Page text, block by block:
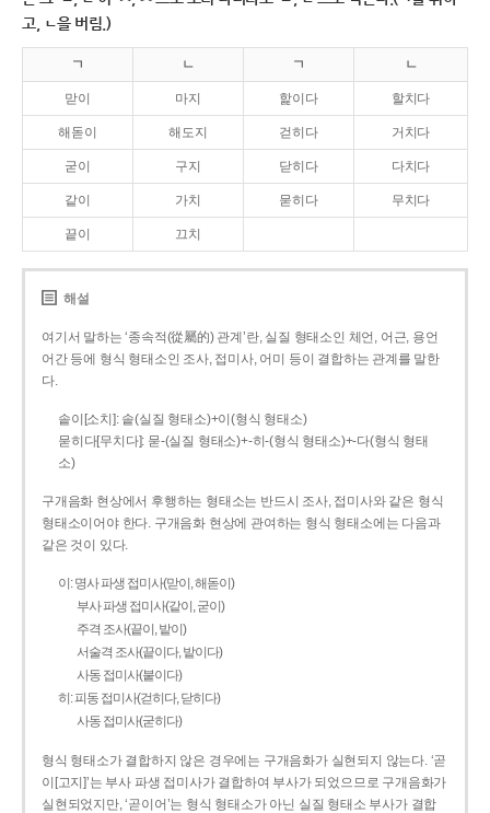
고, ㄴ을 버림.)
ㄱ ㄴ ㄱ ㄴ
맏이 마지 핥이다 할치다
해돋이 해도지 걷히다 거치다
굳이 구지 닫히다 다치다
같이 가치 묻히다 무치다
끝이 끄치
해설
여기서 말하는 ‘종속적(從屬的) 관계’란, 실질 형태소인 체언, 어근, 용언
어간 등에 형식 형태소인 조사, 접미사, 어미 등이 결합하는 관계를 말한
다.
솥이[소치]: 솥(실질 형태소)+이(형식 형태소)
묻히다[무치다]: 묻­-(실질 형태소)+­-히­-(형식 형태소)+-다(형식 형태
소)
구개음화 현상에서 후행하는 형태소는 반드시 조사, 접미사와 같은 형식
형태소이어야 한다. 구개음화 현상에 관여하는 형식 형태소에는 다음과
같은 것이 있다.
이: 명사 파생 접미사(맏이, 해돋이)
부사 파생 접미사(같이, 굳이)
주격 조사(끝이, 밭이)
서술격 조사(끝이다, 밭이다)
사동 접미사(붙이다)
히: 피동 접미사(걷히다, 닫히다)
사동 접미사(굳히다)
형식 형태소가 결합하지 않은 경우에는 구개음화가 실현되지 않는다. ‘곧
이[고지]’는 부사 파생 접미사가 결합하여 부사가 되었으므로 구개음화가
실현되었지만, ‘곧이어’는 형식 형태소가 아닌 실질 형태소 부사가 결합